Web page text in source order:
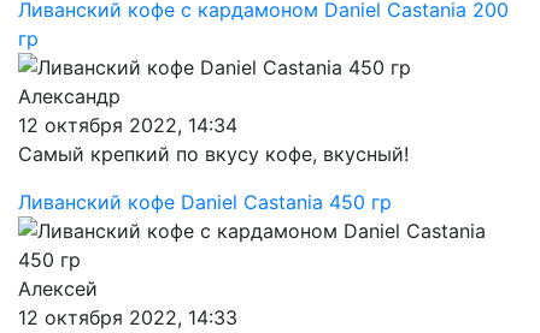
Ливанский кофе с кардамоном Daniel Castania 200
гр
Александр
12 октября 2022, 14:34
Самый крепкий по вкусу кофе, вкусный!
Ливанский кофе Daniel Castania 450 гр
Алексей
12 октября 2022, 14:33